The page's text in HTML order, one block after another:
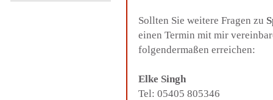
Sollten Sie weitere Fragen zu
einen Termin mit mir
folgendermaßen erreichen:
Elke Singh
Tel: 05405 805346